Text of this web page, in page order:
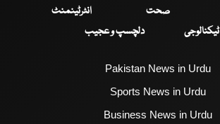
صحت
انٹرٹینمنٹ
ٹیکنالوجی
دلچسپ و عجیب
Pakistan News in Urdu
Sports News in Urdu
Business News in Urdu